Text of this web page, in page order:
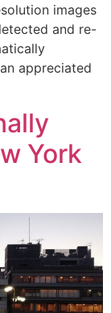
images
and re-
appreciated
York